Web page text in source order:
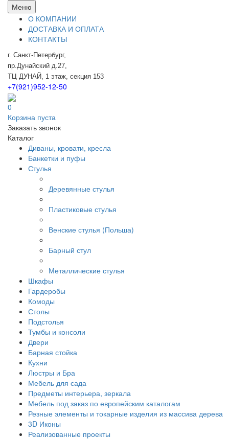
Меню
О КОМПАНИИ
ДОСТАВКА И ОПЛАТА
КОНТАКТЫ
г. Санкт-Петербург,
пр.Дунайский д.27,
ТЦ ДУНАЙ, 1 этаж, секция 153
+7(921)952-12-50
0
Корзина пуста
Заказать звонок
Каталог
Диваны, кровати, кресла
Банкетки и пуфы
Стулья
Деревянные стулья
Пластиковые стулья
Венские стулья (Польша)
Барный стул
Металлические стулья
Шкафы
Гардеробы
Комоды
Столы
Подстолья
Тумбы и консоли
Двери
Барная стойка
Кухни
Люстры и Бра
Мебель для сада
Предметы интерьера, зеркала
Мебель под заказ по европейским каталогам
Резные элементы и токарные изделия из массива дерева
3D Иконы
Реализованные проекты